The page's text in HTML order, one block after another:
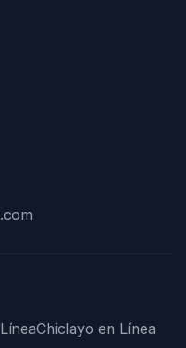
Chiclayo en Línea